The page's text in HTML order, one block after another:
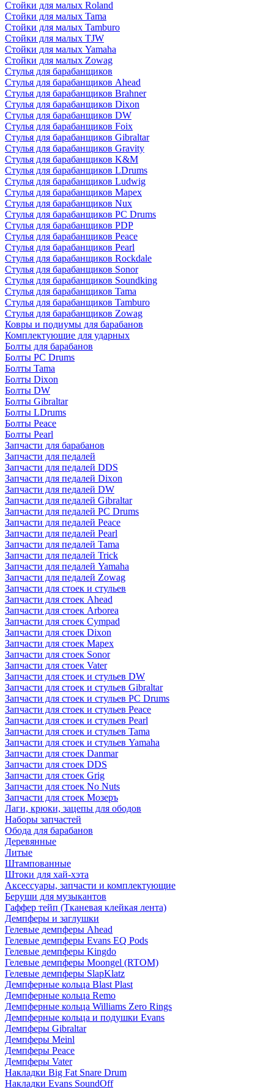
Стойки для малых Roland
Стойки для малых Tama
Стойки для малых Tamburo
Стойки для малых TJW
Стойки для малых Yamaha
Стойки для малых Zowag
Стулья для барабанщиков
Стулья для барабанщиков Ahead
Стулья для барабанщиков Brahner
Стулья для барабанщиков Dixon
Стулья для барабанщиков DW
Стулья для барабанщиков Foix
Стулья для барабанщиков Gibraltar
Стулья для барабанщиков Gravity
Стулья для барабанщиков K&M
Стулья для барабанщиков LDrums
Стулья для барабанщиков Ludwig
Стулья для барабанщиков Mapex
Стулья для барабанщиков Nux
Стулья для барабанщиков PC Drums
Стулья для барабанщиков PDP
Стулья для барабанщиков Peace
Стулья для барабанщиков Pearl
Стулья для барабанщиков Rockdale
Стулья для барабанщиков Sonor
Стулья для барабанщиков Soundking
Стулья для барабанщиков Tama
Стулья для барабанщиков Tamburo
Стулья для барабанщиков Zowag
Ковры и подиумы для барабанов
Комплектующие для ударных
Болты для барабанов
Болты PC Drums
Болты Tama
Болты Dixon
Болты DW
Болты Gibraltar
Болты LDrums
Болты Peace
Болты Pearl
Запчасти для барабанов
Запчасти для педалей
Запчасти для педалей DDS
Запчасти для педалей Dixon
Запчасти для педалей DW
Запчасти для педалей Gibraltar
Запчасти для педалей PC Drums
Запчасти для педалей Peace
Запчасти для педалей Pearl
Запчасти для педалей Tama
Запчасти для педалей Trick
Запчасти для педалей Yamaha
Запчасти для педалей Zowag
Запчасти для стоек и стульев
Запчасти для стоек Ahead
Запчасти для стоек Arborea
Запчасти для стоек Cympad
Запчасти для стоек Dixon
Запчасти для стоек Mapex
Запчасти для стоек Sonor
Запчасти для стоек Vater
Запчасти для стоек и стульев DW
Запчасти для стоек и стульев Gibraltar
Запчасти для стоек и стульев PC Drums
Запчасти для стоек и стульев Peace
Запчасти для стоек и стульев Pearl
Запчасти для стоек и стульев Tama
Запчасти для стоек и стульев Yamaha
Запчасти для стоек Danmar
Запчасти для стоек DDS
Запчасти для стоек Grig
Запчасти для стоек No Nuts
Запчасти для стоек Мозеръ
Лаги, крюки, зацепы для ободов
Наборы запчастей
Обода для барабанов
Деревянные
Литые
Штампованные
Штоки для хай-хэта
Аксессуары, запчасти и комплектующие
Беруши для музыкантов
Гаффер тейп (Тканевая клейкая лента)
Демпферы и заглушки
Гелевые демпферы Ahead
Гелевые демпферы Evans EQ Pods
Гелевые демпферы Kingdo
Гелевые демпферы Moongel (RTOM)
Гелевые демпферы SlapKlatz
Демпферные кольца Blast Plast
Демпферные кольца Remo
Демпферные кольца Williams Zero Rings
Демпферные кольца и подушки Evans
Демпферы Gibraltar
Демпферы Meinl
Демпферы Peace
Демпферы Vater
Накладки Big Fat Snare Drum
Накладки Evans SoundOff